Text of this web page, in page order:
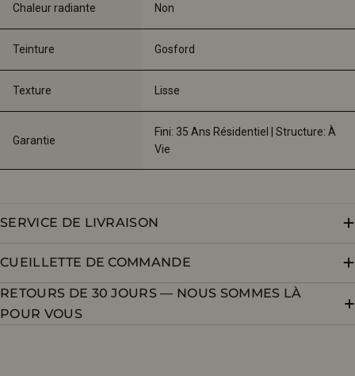
Chaleur radiante Non
Teinture Gosford
Texture Lisse
Garantie
Fini: 35 Ans Résidentiel | Structure: À
Vie
SERVICE DE LIVRAISON
CUEILLETTE DE COMMANDE
RETOURS DE 30 JOURS — NOUS SOMMES LÀ
POUR VOUS